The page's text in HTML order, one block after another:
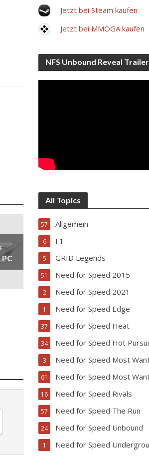
Jetzt bei Steam kaufen
Jetzt bei MMOGA kaufen
NFS Unbound Reveal Trailer
All Topics
Allgemein
57
F1
6
GRID Legends
5
Need for Speed 2015
51
Need for Speed 2021
2
Need for Speed Edge
1
Need for Speed Heat
37
Need for Speed Hot
34
Need for Speed Most
3
Need for Speed Most
61
Need for Speed Rivals
16
Need for Speed The Run
57
Need for Speed Unbound
24
Need for Speed
1